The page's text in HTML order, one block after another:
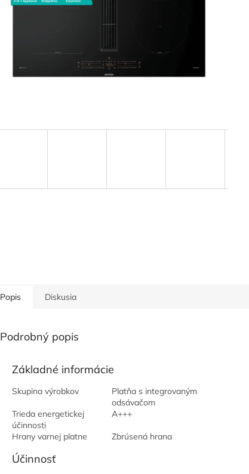
Popis Diskusia
Podrobný popis
Základné informácie
Skupina výrobkov
Platňa s integrovaným
odsávačom
Trieda energetickej
účinnosti
A+++
Hrany varnej platne Zbrúsená hrana
Účinnosť